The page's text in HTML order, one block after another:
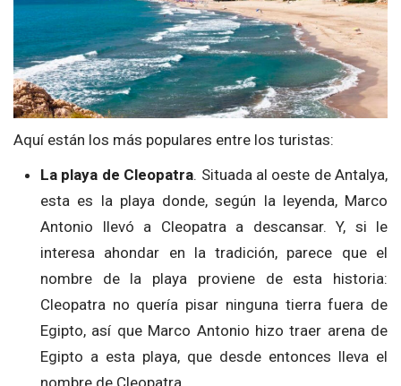
Aquí están los más populares entre los turistas:
La playa de Cleopatra. Situada al oeste de Antalya,
esta es la playa donde, según la leyenda, Marco
Antonio llevó a Cleopatra a descansar. Y, si le
interesa ahondar en la tradición, parece que el
nombre de la playa proviene de esta historia:
Cleopatra no quería pisar ninguna tierra fuera de
Egipto, así que Marco Antonio hizo traer arena de
Egipto a esta playa, que desde entonces lleva el